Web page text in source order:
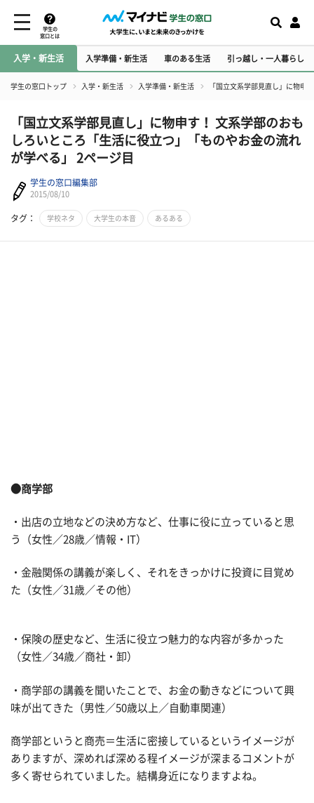
学生の
窓口とは
入学・新生活 入学準備・新生活 車のある生活 引っ越し・一人暮らし
学生の窓口トップ 入学・新生活 入学準備・新生活 「国立文系学部見直し」に物申
​「国立文系学部見直し」に物申す！ 文系学部のおも
しろいところ「生活に役立つ」「ものやお金の流れ
が学べる」 2ページ目
学生の窓口編集部
2015/08/10
タグ： 学校ネタ 大学生の本音 あるある
●商学部
・出店の立地などの決め方など、仕事に役に立っていると思
う（女性／28歳／情報・IT）
・金融関係の講義が楽しく、それをきっかけに投資に目覚め
た（女性／31歳／その他）
・保険の歴史など、生活に役立つ魅力的な内容が多かった
（女性／34歳／商社・卸）
・商学部の講義を聞いたことで、お金の動きなどについて興
味が出てきた（男性／50歳以上／自動車関連）
商学部というと商売＝生活に密接しているというイメージが
ありますが、深めれば深める程イメージが深まるコメントが
多く寄せられていました。結構身近になりますよね。